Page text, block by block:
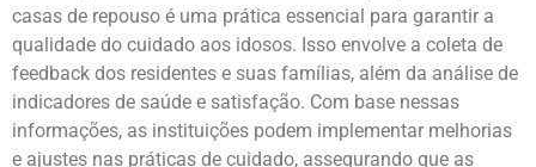
casas de repouso é uma prática essencial para garantir a
qualidade do cuidado aos idosos. Isso envolve a coleta de
feedback dos residentes e suas famílias, além da análise de
indicadores de saúde e satisfação. Com base nessas
informações, as instituições podem implementar melhorias
e ajustes nas práticas de cuidado, assegurando que as